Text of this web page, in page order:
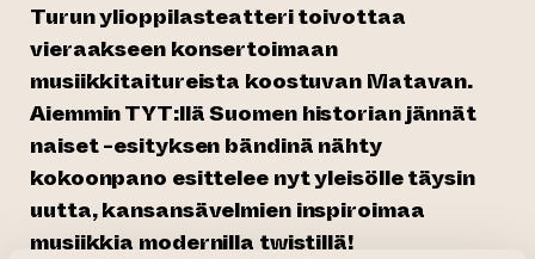
Turun ylioppilasteatteri toivottaa
vieraakseen konsertoimaan
musiikkitaitureista koostuvan Matavan.
Aiemmin TYT:llä Suomen historian jännät
naiset -esityksen bändinä nähty
kokoonpano esittelee nyt yleisölle täysin
uutta, kansansävelmien inspiroimaa
musiikkia modernilla twistillä!